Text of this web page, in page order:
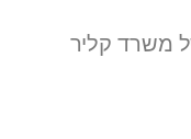
משרד קליר